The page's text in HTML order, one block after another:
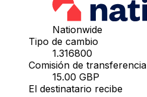
Nationwide
Tipo de cambio
1.316800
Comisión de transferencia
15.00 GBP
El destinatario recibe